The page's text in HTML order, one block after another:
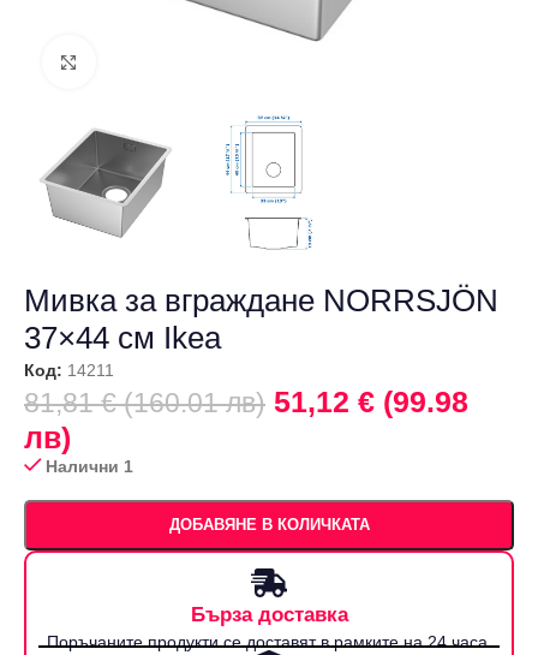
Мивка за вграждане NORRSJÖN
37×44 см Ikea
Код: 14211
81,81 € (160.01 лв) 51,12 € (99.98
лв)
Налични 1
ДОБАВЯНЕ В КОЛИЧКАТА
Бърза доставка
Поръчаните продукти се доставят в рамките на 24 часа.